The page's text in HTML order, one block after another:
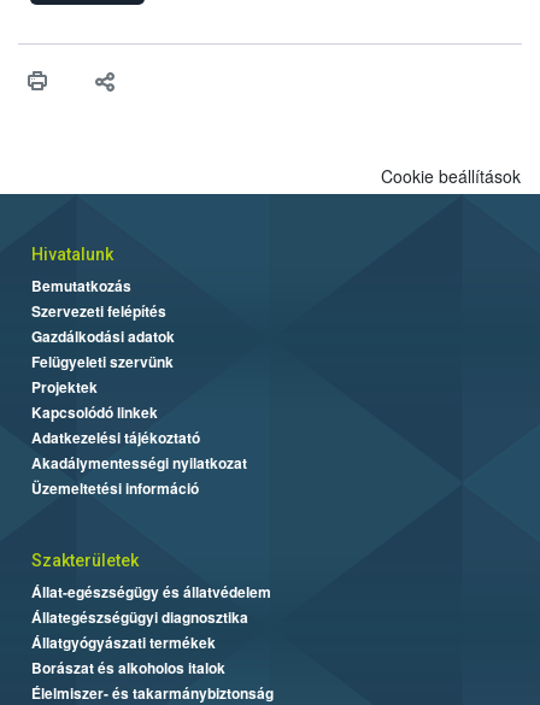
Cookie beállítások
Hivatalunk
Bemutatkozás
Szervezeti felépítés
Gazdálkodási adatok
Felügyeleti szervünk
Projektek
Kapcsolódó linkek
Adatkezelési tájékoztató
Akadálymentességi nyilatkozat
Üzemeltetési információ
Szakterületek
Állat-egészségügy és állatvédelem
Állategészségügyi diagnosztika
Állatgyógyászati termékek
Borászat és alkoholos italok
Élelmiszer- és takarmánybiztonság